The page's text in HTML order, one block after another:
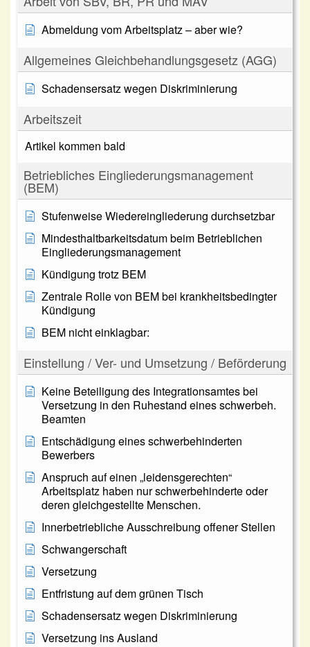
Abmeldung vom Arbeitsplatz – aber wie?
Allgemeines Gleichbehandlungsgesetz (AGG)
Schadensersatz wegen Diskriminierung
Arbeitszeit
Artikel kommen bald
Betriebliches Eingliederungsmanagement
(BEM)
Stufenweise Wiedereingliederung durchsetzbar
Mindesthaltbarkeitsdatum beim Betrieblichen
Eingliederungsmanagement
Kündigung trotz BEM
Zentrale Rolle von BEM bei krankheitsbedingter
Kündigung
BEM nicht einklagbar:
Einstellung / Ver- und Umsetzung / Beförderung
Keine Beteiligung des Integrationsamtes bei
Versetzung in den Ruhestand eines schwerbeh.
Beamten
Entschädigung eines schwerbehinderten
Bewerbers
Anspruch auf einen „leidensgerechten“
Arbeitsplatz haben nur schwerbehinderte oder
deren gleichgestellte Menschen.
Innerbetriebliche Ausschreibung offener Stellen
Schwangerschaft
Versetzung
Entfristung auf dem grünen Tisch
Schadensersatz wegen Diskriminierung
Versetzung ins Ausland